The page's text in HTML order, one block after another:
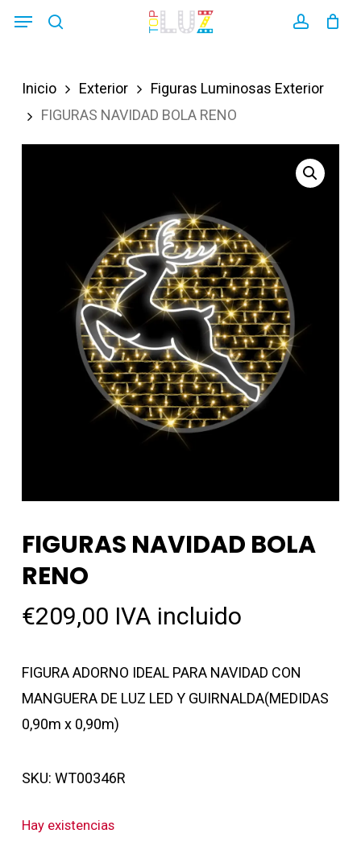
content
Menu
Inicio Exterior
Figuras Luminosas Exterior
FIGURAS NAVIDAD BOLA RENO
FIGURAS NAVIDAD BOLA
RENO
€209,00 IVA incluido
FIGURA ADORNO IDEAL PARA NAVIDAD CON
MANGUERA DE LUZ LED Y GUIRNALDA(MEDIDAS
0,90m x 0,90m)
SKU: WT00346R
Hay existencias